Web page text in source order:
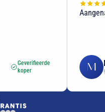
Geverifieerde
koper
M